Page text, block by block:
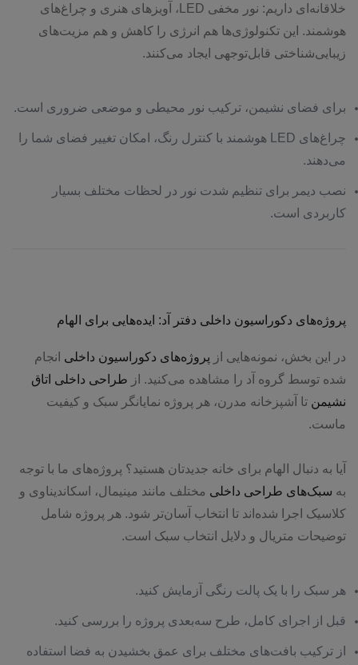
خلاقانه‌ای داریم: نور مخفی LED، آویزهای هنری و چراغ‌های
هوشمند. این تکنولوژی‌ها هم انرژی را کاهش و هم مزیت‌های
زیبایی‌شناختی قابل‌توجهی ایجاد می‌کنند.
برای فضای نشیمن، ترکیب نور محیطی و موضعی ضروری است.
چراغ‌های LED هوشمند با کنترل رنگ، امکان تغییر فضای شما را
می‌دهند.
نصب دیمر برای تنظیم شدت نور در لحظات مختلف بسیار
کاربردی است.
پروژه‌های دکوراسیون داخلی دفتر آد: ایده‌هایی برای الهام
در این بخش، نمونه‌هایی از پروژه‌های دکوراسیون داخلی انجام
شده توسط گروه آد را مشاهده می‌کنید. از طراحی داخلی اتاق
نشیمن تا آشپزخانه مدرن، هر پروژه نمایانگر سبک و کیفیت
ماست.
آیا به دنبال الهام برای خانه جدیدتان هستید؟ پروژه‌های ما با توجه
به سبک‌های طراحی داخلی مختلف مانند مینیمال، اسکاندیناوی و
کلاسیک اجرا شده‌اند تا انتخاب آسان‌تر شود. هر پروژه شامل
توضیحات متریال و دلایل انتخاب سبک است.
هر سبک را با یک پالت رنگی آزمایش کنید.
قبل از اجرای کامل، طرح سه‌بعدی پروژه را بررسی کنید.
از ترکیب بافت‌های مختلف برای عمق بخشیدن به فضا استفاده